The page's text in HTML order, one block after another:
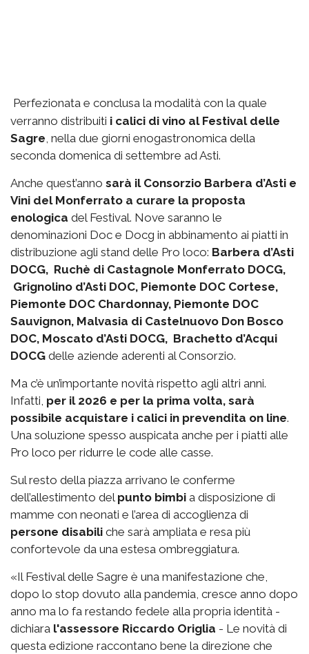
Perfezionata e conclusa la modalità con la quale
verranno distribuiti i calici di vino al Festival delle
Sagre , nella due giorni enogastronomica della
seconda domenica di settembre ad Asti.
Anche quest’anno sarà il Consorzio Barbera d’Asti e
Vini del Monferrato a curare la proposta
enologica del Festival. Nove saranno le
denominazioni Doc e Docg in abbinamento ai piatti in
distribuzione agli stand delle Pro loco: Barbera d’Asti
DOCG, Ruchè di Castagnole Monferrato DOCG,
Grignolino d’Asti DOC, Piemonte DOC Cortese,
Piemonte DOC Chardonnay, Piemonte DOC
Sauvignon, Malvasia di Castelnuovo Don Bosco
DOC, Moscato d’Asti DOCG, Brachetto d’Acqui
DOCG delle aziende aderenti al Consorzio.
Ma c’è un’importante novità rispetto agli altri anni.
Infatti, per il 2026 e per la prima volta, sarà
possibile acquistare i calici in prevendita on line.
Una soluzione spesso auspicata anche per i piatti alle
Pro loco per ridurre le code alle casse.
Sul resto della piazza arrivano le conferme
dell’allestimento del punto bimbi a disposizione di
mamme con neonati e l’area di accoglienza di
persone disabili che sarà ampliata e resa più
confortevole da una estesa ombreggiatura.
«Il Festival delle Sagre è una manifestazione che,
dopo lo stop dovuto alla pandemia, cresce anno dopo
anno ma lo fa restando fedele alla propria identità -
dichiara l'assessore Riccardo Origlia - Le novità di
questa edizione raccontano bene la direzione che